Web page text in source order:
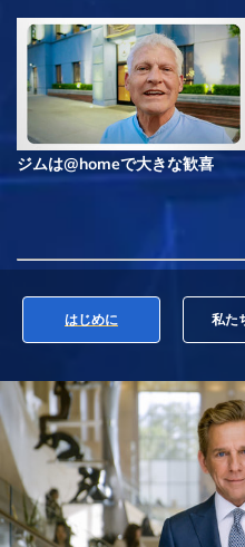
ジムは@homeで大きな歓喜
はじめに 私た